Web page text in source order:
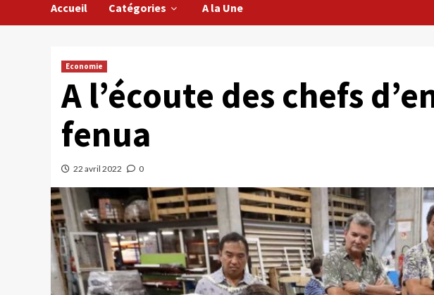
Accueil Catégories A la Une
Economie
A l’écoute des chefs
fenua
22 avril 2022 0